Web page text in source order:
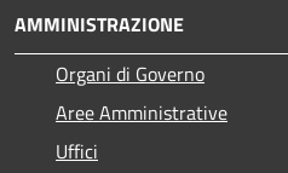
AMMINISTRAZIONE
Organi di Governo
Aree Amministrative
Uffici